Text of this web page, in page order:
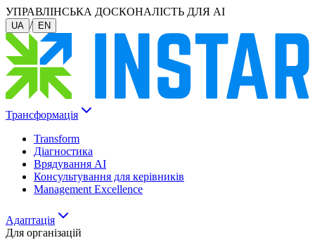
УПРАВЛІНСЬКА ДОСКОНАЛІСТЬ ДЛЯ AI
UA / EN
Трансформація
Transform
Діагностика
Врядування AI
Консультування для керівників
Management Excellence
Адаптація
Для організацій